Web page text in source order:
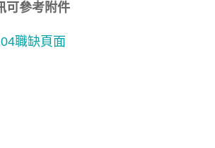
可參考附件
職缺頁面